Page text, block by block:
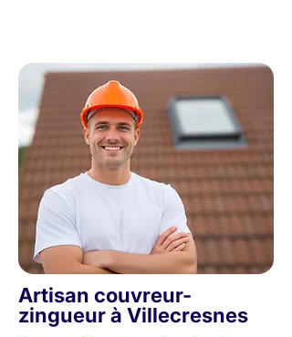
Artisan couvreur-
zingueur à Villecresnes